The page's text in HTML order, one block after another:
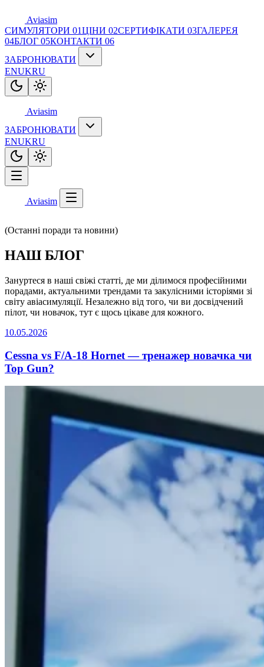
Aviasim
СИМУЛЯТОРИ 01ЦІНИ 02СЕРТИФІКАТИ 03ГАЛЕРЕЯ
04БЛОГ 05КОНТАКТИ 06
ЗАБРОНЮВАТИ
ENUKRU
Aviasim
ЗАБРОНЮВАТИ
ENUKRU
Aviasim
(Останні поради та новини)
НАШ БЛОГ
Зануртеся в наші свіжі статті, де ми ділимося професійними
порадами, актуальними трендами та закулісними історіями зі
світу авіасимуляції. Незалежно від того, чи ви досвідчений
пілот, чи новачок, тут є щось цікаве для кожного.
10.05.2026
Cessna vs F/A-18 Hornet — тренажер новачка чи
Top Gun?